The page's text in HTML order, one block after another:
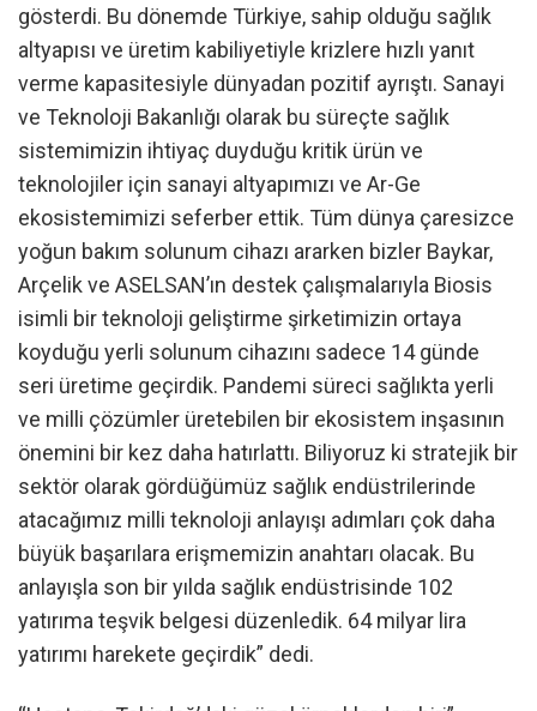
gösterdi. Bu dönemde Türkiye, sahip olduğu sağlık
altyapısı ve üretim kabiliyetiyle krizlere hızlı yanıt
verme kapasitesiyle dünyadan pozitif ayrıştı. Sanayi
ve Teknoloji Bakanlığı olarak bu süreçte sağlık
sistemimizin ihtiyaç duyduğu kritik ürün ve
teknolojiler için sanayi altyapımızı ve Ar-Ge
ekosistemimizi seferber ettik. Tüm dünya çaresizce
yoğun bakım solunum cihazı ararken bizler Baykar,
Arçelik ve ASELSAN’ın destek çalışmalarıyla Biosis
isimli bir teknoloji geliştirme şirketimizin ortaya
koyduğu yerli solunum cihazını sadece 14 günde
seri üretime geçirdik. Pandemi süreci sağlıkta yerli
ve milli çözümler üretebilen bir ekosistem inşasının
önemini bir kez daha hatırlattı. Biliyoruz ki stratejik bir
sektör olarak gördüğümüz sağlık endüstrilerinde
atacağımız milli teknoloji anlayışı adımları çok daha
büyük başarılara erişmemizin anahtarı olacak. Bu
anlayışla son bir yılda sağlık endüstrisinde 102
yatırıma teşvik belgesi düzenledik. 64 milyar lira
yatırımı harekete geçirdik” dedi.